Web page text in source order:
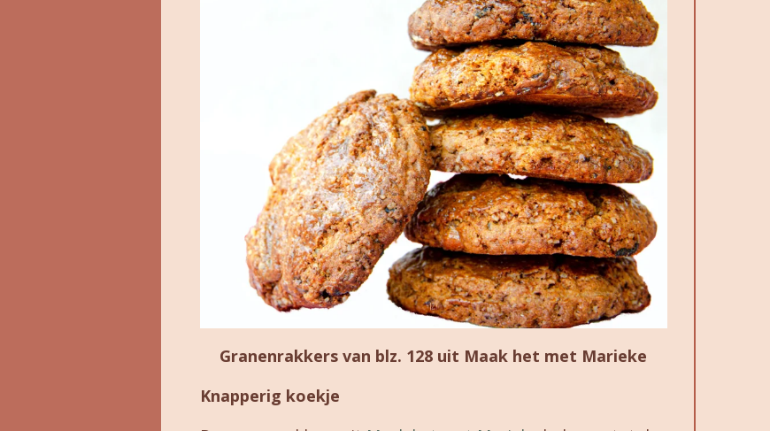
Granenrakkers van blz. 128 uit Maak het met Marieke
Knapperig koekje